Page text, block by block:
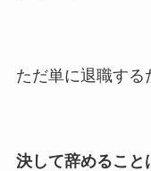
ただ単に退職する
決して辞めること